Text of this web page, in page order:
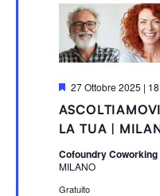
LA TUA |
S
g
n
a
l
a
t
i
27 Ottobre 2025 |
Cofoundry Coworking
MILANO
Gratuito